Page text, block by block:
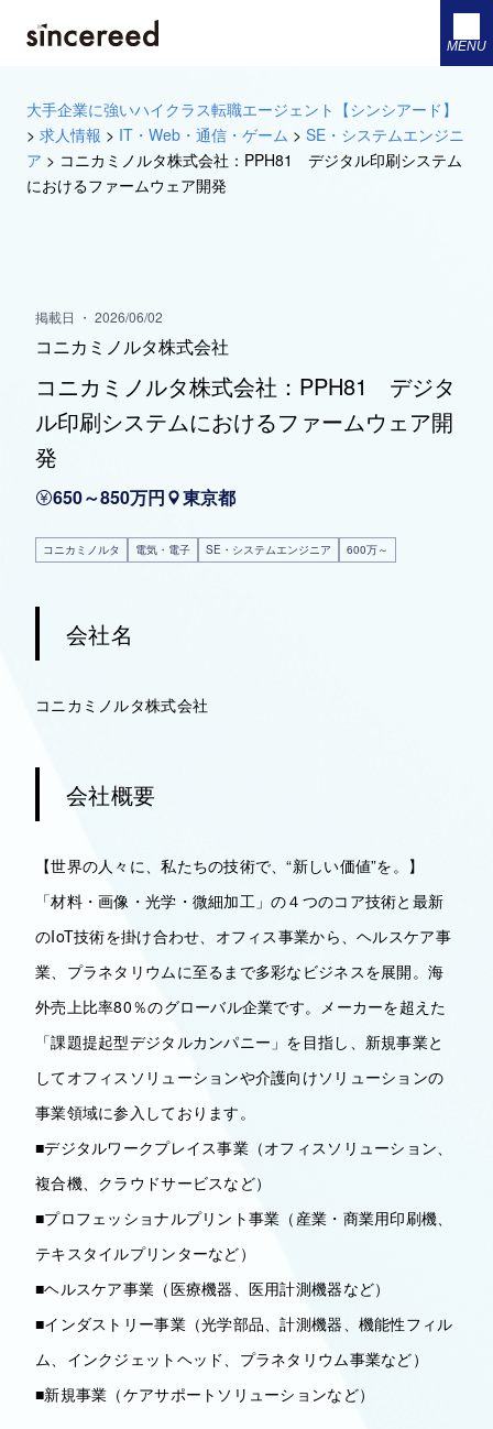
MENU
大手企業に強いハイクラス転職エージェント【シンシアード】
> 求人情報 > IT・Web・通信・ゲーム > SE・システムエンジニ
ア > コニカミノルタ株式会社：PPH81 デジタル印刷システム
におけるファームウェア開発
掲載日 ・ 2026/06/02
コニカミノルタ株式会社
コニカミノルタ株式会社：PPH81 デジタ
ル印刷システムにおけるファームウェア開
発
650～850万円 東京都
コニカミノルタ 電気・電子 SE・システムエンジニア 600万～
会社名
コニカミノルタ株式会社
会社概要
【世界の人々に、私たちの技術で、“新しい価値”を。】
「材料・画像・光学・微細加工」の４つのコア技術と最新
のIoT技術を掛け合わせ、オフィス事業から、ヘルスケア事
業、プラネタリウムに至るまで多彩なビジネスを展開。海
外売上比率80％のグローバル企業です。メーカーを超えた
「課題提起型デジタルカンパニー」を目指し、新規事業と
してオフィスソリューションや介護向けソリューションの
事業領域に参入しております。
■デジタルワークプレイス事業（オフィスソリューション、
複合機、クラウドサービスなど）
■プロフェッショナルプリント事業（産業・商業用印刷機、
テキスタイルプリンターなど）
■ヘルスケア事業（医療機器、医用計測機器など）
■インダストリー事業（光学部品、計測機器、機能性フィル
ム、インクジェットヘッド、プラネタリウム事業など）
■新規事業（ケアサポートソリューションなど）